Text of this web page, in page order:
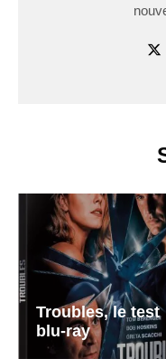
Troubles, le test
blu-ray